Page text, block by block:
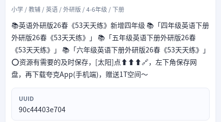
小学 / 教辅 / 英语 / 外研版 / 4-6年级 / 下册
📚英语外研版26春《53天天练》新增四年级 📚「四年级英语下册
外研版26春《53天天练》」 📚「五年级英语下册外研版26春
《53天天练》」 📚「六年级英语下册外研版26春《53天天练》」
⭕资源有需要的及时保存，[太阳]点⬆⬆⬆🔗，左下角保存网
盘，再下载夸克App(手机端)，赠送1T空间～
UUID
90c44403e704